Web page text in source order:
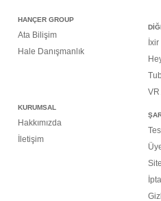
HANÇER GROUP
Ata Bilişim
Hale Danışmanlık
İxir
VR
KURUMSAL
Hakkımızda
İletişim